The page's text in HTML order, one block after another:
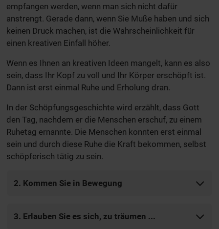
empfangen werden, wenn man sich nicht dafür
anstrengt. Gerade dann, wenn Sie Muße haben und sich
keinen Druck machen, ist die Wahrscheinlichkeit für
einen kreativen Einfall höher.
Wenn es Ihnen an kreativen Ideen mangelt, kann es also
sein, dass Ihr Kopf zu voll und Ihr Körper erschöpft ist.
Dann ist erst einmal Ruhe und Erholung dran.
In der Schöpfungsgeschichte wird erzählt, dass Gott
den Tag, nachdem er die Menschen erschuf, zu einem
Ruhetag ernannte. Die Menschen konnten erst einmal
sein und durch diese Ruhe die Kraft bekommen, selbst
schöpferisch tätig zu sein.
2. Kommen Sie in Bewegung
3. Erlauben Sie es sich, zu träumen ...